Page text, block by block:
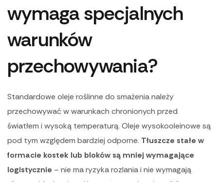
wymaga specjalnych
warunków
przechowywania?
Standardowe oleje roślinne do smażenia należy
przechowywać w warunkach chronionych przed
światłem i wysoką temperaturą. Oleje wysokooleinowe są
pod tym względem bardziej odporne. Tłuszcze stałe w
formacie kostek lub bloków są mniej wymagające
logistycznie – nie ma ryzyka rozlania i nie wymagają